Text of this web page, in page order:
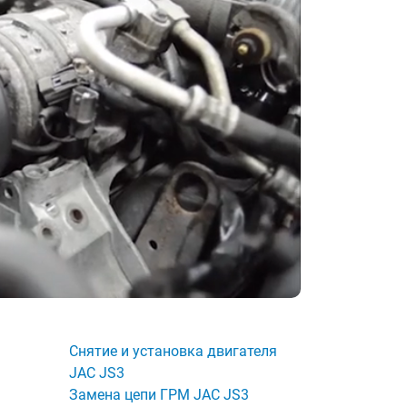
Снятие и установка двигателя
JAC JS3
Замена цепи ГРМ JAC JS3